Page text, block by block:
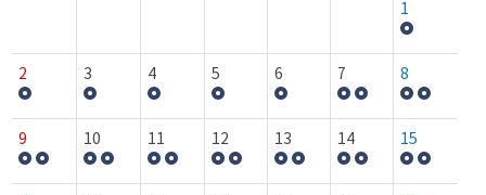
1
2 3 4 5 6 7 8
9 10 11 12 13 14 15